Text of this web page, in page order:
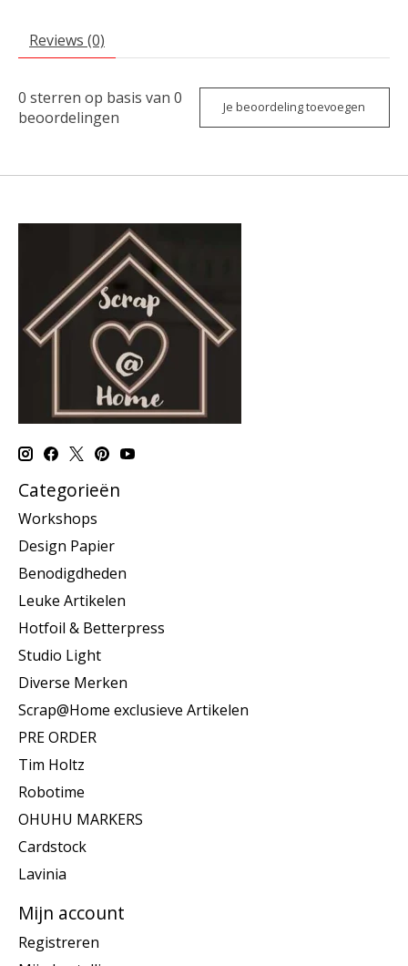
Reviews (0)
0 sterren op basis van 0
beoordelingen
Je beoordeling toevoegen
Categorieën
Workshops
Design Papier
Benodigdheden
Leuke Artikelen
Hotfoil & Betterpress
Studio Light
Diverse Merken
Scrap@Home exclusieve Artikelen
PRE ORDER
Tim Holtz
Robotime
OHUHU MARKERS
Cardstock
Lavinia
Mijn account
Registreren